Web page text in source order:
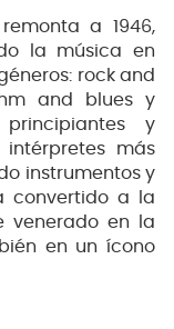
a 1946,
la música en
rock and
and blues y
y
más
instrumentos y
convertido a la
venerado en la
en un ícono